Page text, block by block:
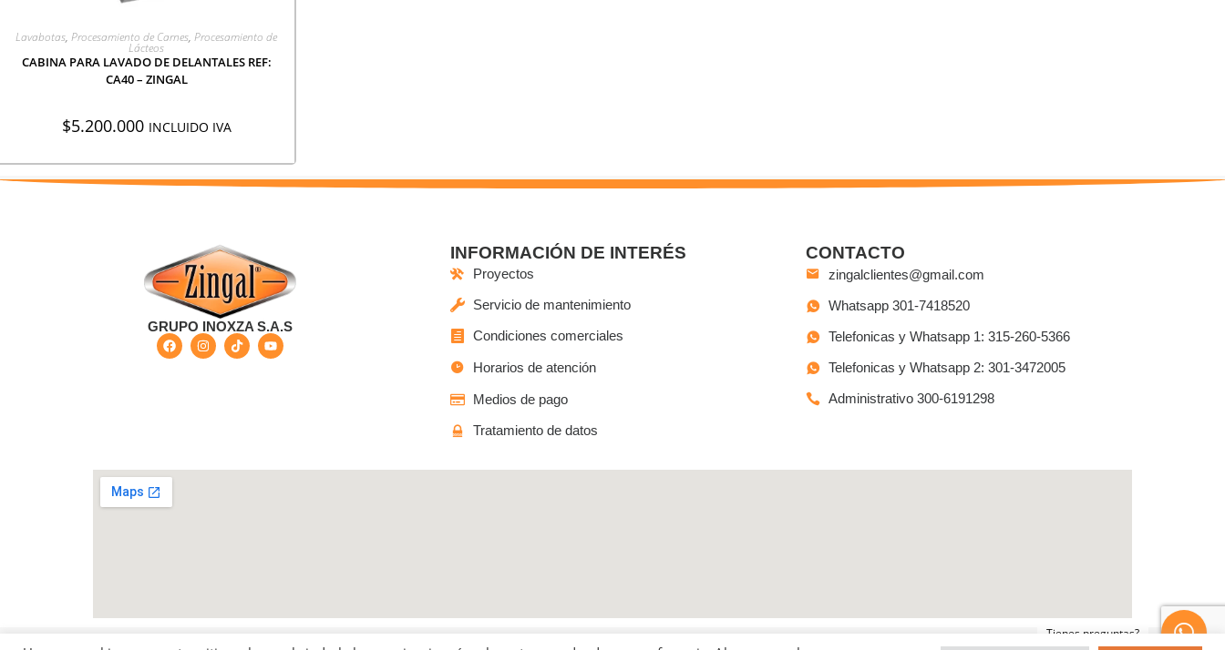
AGREGAR A COTIZACIÓN
Lavabotas, Procesamiento de Carnes, Procesamiento de
Lácteos
CABINA PARA LAVADO DE DELANTALES REF:
CA40 – ZINGAL
$5.200.000 INCLUIDO IVA
GRUPO INOXZA S.A.S
INFORMACIÓN DE INTERÉS
Proyectos
Servicio de mantenimiento
Condiciones comerciales
Horarios de atención
Medios de pago
Tratamiento de datos
CONTACTO
zingalclientes@gmail.com
Whatsapp 301-7418520
Telefonicas y Whatsapp 1: 315-260-5366
Telefonicas y Whatsapp 2: 301-3472005
Administrativo 300-6191298
Tienes preguntas?